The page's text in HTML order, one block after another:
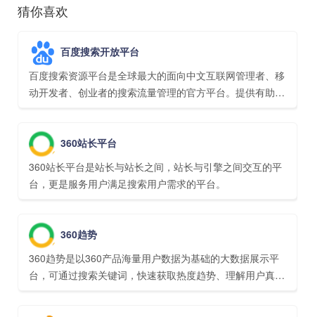
猜你喜欢
百度搜索开放平台
百度搜索资源平台是全球最大的面向中文互联网管理者、移
动开发者、创业者的搜索流量管理的官方平台。提供有助于
360站长平台
360站长平台是站长与站长之间，站长与引擎之间交互的平
台，更是服务用户满足搜索用户需求的平台。
360趋势
360趋势是以360产品海量用户数据为基础的大数据展示平
台，可通过搜索关键词，快速获取热度趋势、理解用户真实